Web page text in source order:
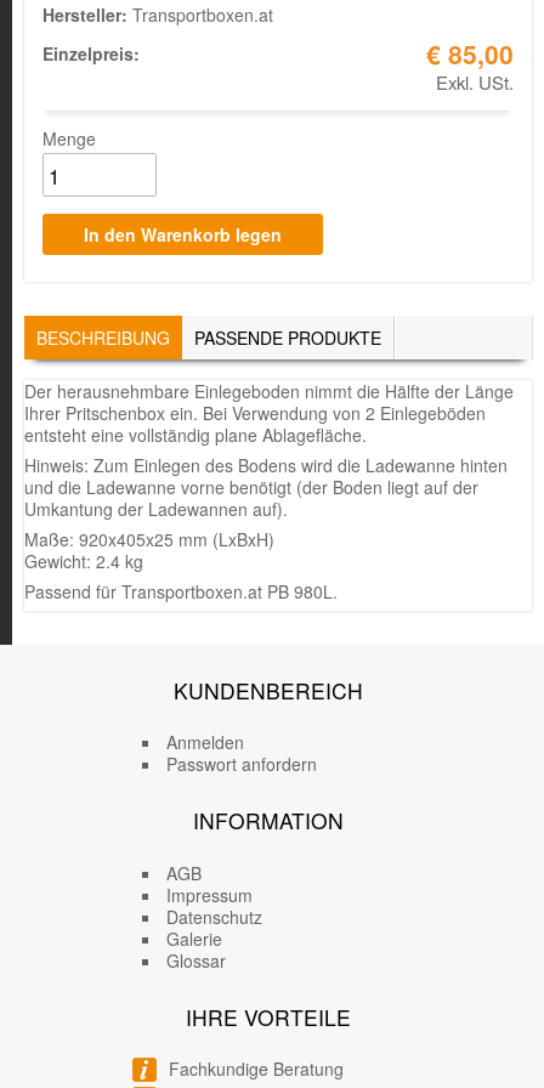
Hersteller: Transportboxen.at
Einzelpreis:
€ 85,00
Exkl. USt.
Menge
TABS
BESCHREIBUNG (AKTIVER
REITER)
PASSENDE PRODUKTE
Der herausnehmbare Einlegeboden nimmt die Hälfte der Länge
Ihrer Pritschenbox ein. Bei Verwendung von 2 Einlegeböden
entsteht eine vollständig plane Ablagefläche.
Hinweis: Zum Einlegen des Bodens wird die Ladewanne hinten
und die Ladewanne vorne benötigt (der Boden liegt auf der
Umkantung der Ladewannen auf).
Maße: 920x405x25 mm (LxBxH)
Gewicht: 2.4 kg
Passend für Transportboxen.at PB 980L.
KUNDENBEREICH
Anmelden
Passwort anfordern
INFORMATION
AGB
Impressum
Datenschutz
Galerie
Glossar
IHRE VORTEILE
Fachkundige Beratung